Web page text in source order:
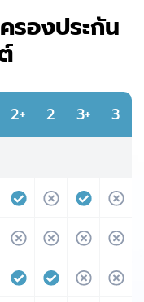
รองประกัน
2+ 2 3+ 3